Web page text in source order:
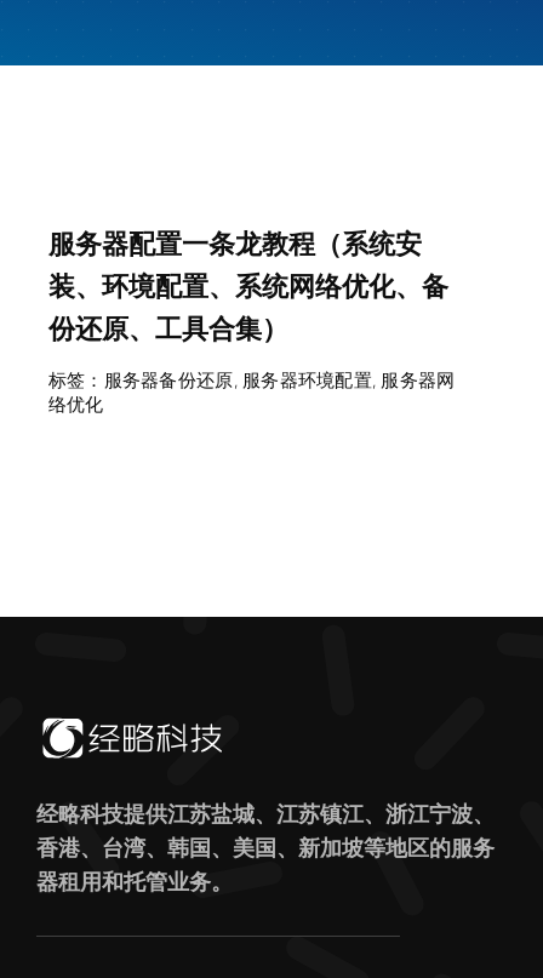
服务器配置一条龙教程（系统安
装、环境配置、系统网络优化、备
份还原、工具合集）
标签： 服务器备份还原, 服务器环境配置, 服务器网
络优化
经略科技提供江苏盐城、江苏镇江、浙江宁波、
香港、台湾、韩国、美国、新加坡等地区的服务
器租用和托管业务。